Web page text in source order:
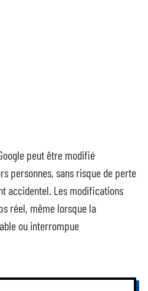
peut être modifié
personnes, sans risque de perte
accidentel. Les modifications
réel, même lorsque la
ou interrompue